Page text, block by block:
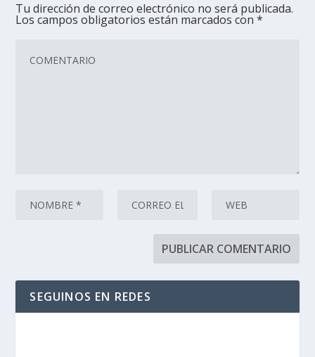
Tu dirección de correo electrónico no será publicada.
Los campos obligatorios están marcados con*
SEGUINOS EN REDES